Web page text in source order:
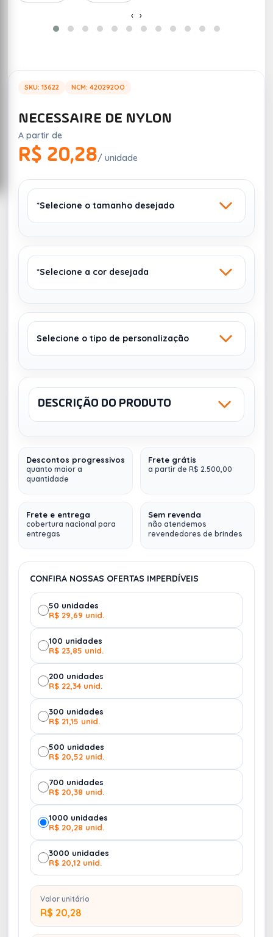
‹ ›
SKU: 13622 NCM: 420292OO
NECESSAIRE DE NYLON
A partir de
R$ 20,28/ unidade
*Selecione o tamanho desejado
*Selecione a cor desejada
438 175
Selecione o tipo de personalização
DESCRIÇÃO DO PRODUTO
Necessaire de nylon inteira colorida com zíper e
parte interna emborrachada.
Altura :
16 cm
Largura :21,4 cm
Medidas aproximadas para gravação (CxL):14 cm
Fazemos
para qualquer lugar do
Brasil)
Descontos progressivos
quanto maior a
quantidade
Frete grátis
a partir de R$ 2.500,00
Frete e entrega
cobertura nacional para
entregas
Sem revenda
não atendemos
revendedores de brindes
CONFIRA NOSSAS OFERTAS IMPERDÍVEIS
50 unidades
R$ 29,69 unid.
100 unidades
R$ 23,85 unid.
200 unidades
R$ 22,34 unid.
300 unidades
R$ 21,15 unid.
500 unidades
R$ 20,52 unid.
700 unidades
R$ 20,38 unid.
1000 unidades
R$ 20,28 unid.
3000 unidades
R$ 20,12 unid.
Valor unitário
R$ 20,28